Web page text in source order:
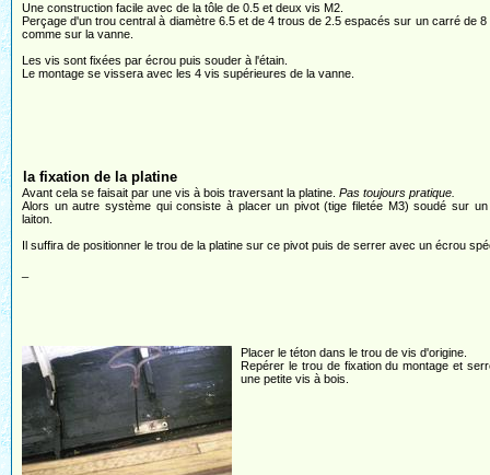
Une construction facile avec de la tôle de 0.5 et deux vis M2.
Perçage d'un trou central à diamètre 6.5 et de 4 trous de 2.5 espacés sur un carré de 8
comme sur la vanne.
Les vis sont fixées par écrou puis souder à l'étain.
Le montage se vissera avec les 4 vis supérieures de la vanne.
la fixation de la platine
Avant cela se faisait par une vis à bois traversant la platine. Pas toujours pratique.
Alors un autre système qui consiste à placer un pivot (tige filetée M3) soudé sur
laiton.
Il suffira de positionner le trou de la platine sur ce pivot puis de serrer avec un écrou
Placer le téton dans le trou de vis d'origine.
Repérer le trou de fixation du montage et
une petite vis à bois.